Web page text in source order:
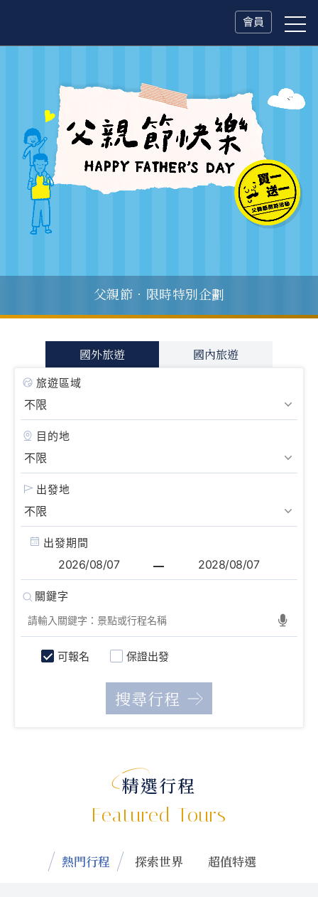
會員
父親節．限時特別企劃
國外旅遊 國內旅遊
旅遊區域
目的地
出發地
出發期間
可報名 保證出發
精選行程
Featured Tours
熱門行程 探索世界 超值特選